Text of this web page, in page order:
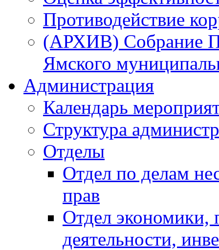
Противодействие
(АРХИВ) Собрание
Ямского
Администрация
Календарь
Структура
Отделы
Отдел по делам
прав
Отдел экономики,
деятельности,